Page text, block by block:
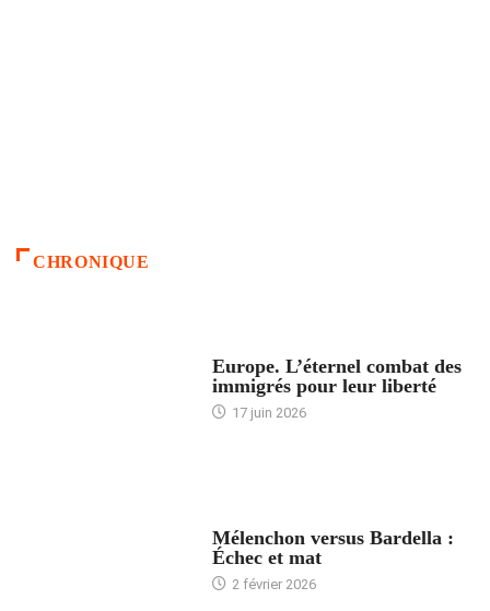
CHRONIQUE
Europe. L’éternel combat des
immigrés pour leur liberté
17 juin 2026
Mélenchon versus Bardella :
Échec et mat
2 février 2026